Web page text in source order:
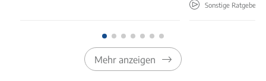
Sonstige Ratgeber
Mehr anzeigen